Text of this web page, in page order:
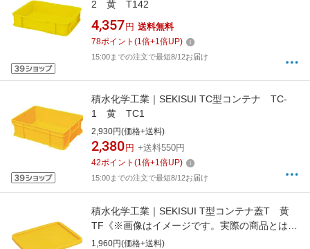
2 黄 T142
4,357 円 送料無料
78ポイント (1倍+1倍UP)
15:00までの注文で最短8/12お届け
積水化学工業｜SEKISUI TC型コンテナ TC-
1 黄 TC1
2,930円(価格+送料)
2,380 円 +送料550円
42ポイント (1倍+1倍UP)
15:00までの注文で最短8/12お届け
積水化学工業｜SEKISUI T型コンテナ蓋T 黄
TF《※画像はイメージです。実際の商品とは異
なります》
1,960円(価格+送料)